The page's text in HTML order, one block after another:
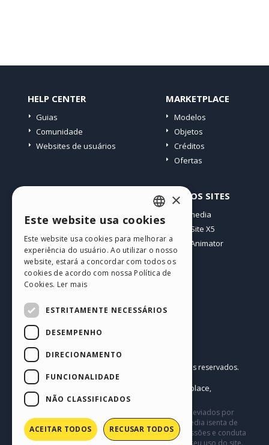
HELP CENTER
Guias
Comunidade
Websites de usuários
MARKETPLACE
Modelos
Objetos
Créditos
Ofertas
Meus posts
Download
Hospedagem Web
Meus Créditos
OUTROS SITES
Incomedia
WebSite X5
WebAnimator
Português BR
Copyright © 2026
Todos os direitos reservados.
P.IVA IT07514640015
Help Center / Marketplace,
Templates,Objects|Política de Privacidade
Este site contém conteúdo comentários e opiniões eviados por
usuários, e é apenas para fins informativos. Incomedia isenta de
toda e qualquer responsabilidade pelos atos, omissões e conduta
de terceiros em conexão com ou relacionadas ao seu uso do site.
ENGLISH
ITALIAN
GERMAN
PORTUGUESE
×
Este website usa cookies
Este website usa cookies para melhorar a
experiência do usuário. Ao utilizar o nosso
website, estará a concordar com todos os
cookies de acordo com nossa Política de
Cookies. Ler mais
ESTRITAMENTE NECESSÁRIOS
DESEMPENHO
DIRECIONAMENTO
FUNCIONALIDADE
NÃO CLASSIFICADOS
ACEITAR TODOS RECUSAR TODOS